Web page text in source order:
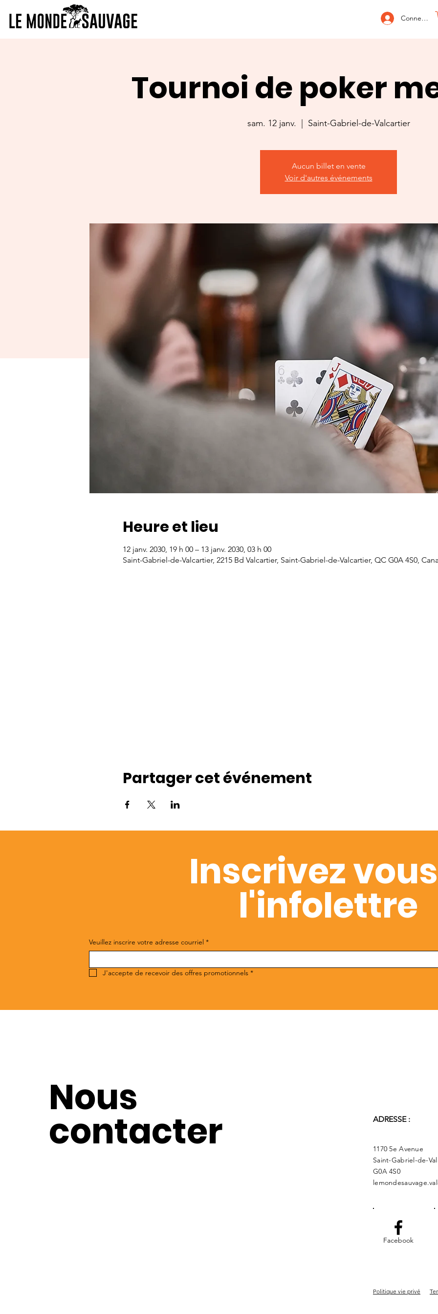
Connexion
Tournoi de poker
sam. 12 janv.
  |
Saint-Gabriel-de-Valcartier
Aucun billet en vente
Voir d'autres événements
Heure et lieu
12 janv. 2030, 19 h 00 – 13 janv. 2030, 03 h 00
Saint-Gabriel-de-Valcartier, 2215 Bd Valcartier, Saint-Gabriel-de-Valcartier, QC G0A 4S0,
Partager cet événement
Inscrivez
l'infolettre
Veuillez inscrire votre adresse courriel *
J'accepte de recevoir des offres promotionnels *
Nous
contacter ADRESSE :
1170 5e Avenue
Saint-Gabriel-de-
G0A 4S0
Facebook
Politique vie privé